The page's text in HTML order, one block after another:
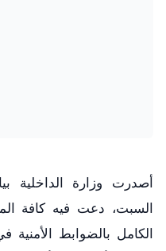
​أصدرت وزارة الداخلية
السبت، دعت فيه كافة
الكامل بالضوابط